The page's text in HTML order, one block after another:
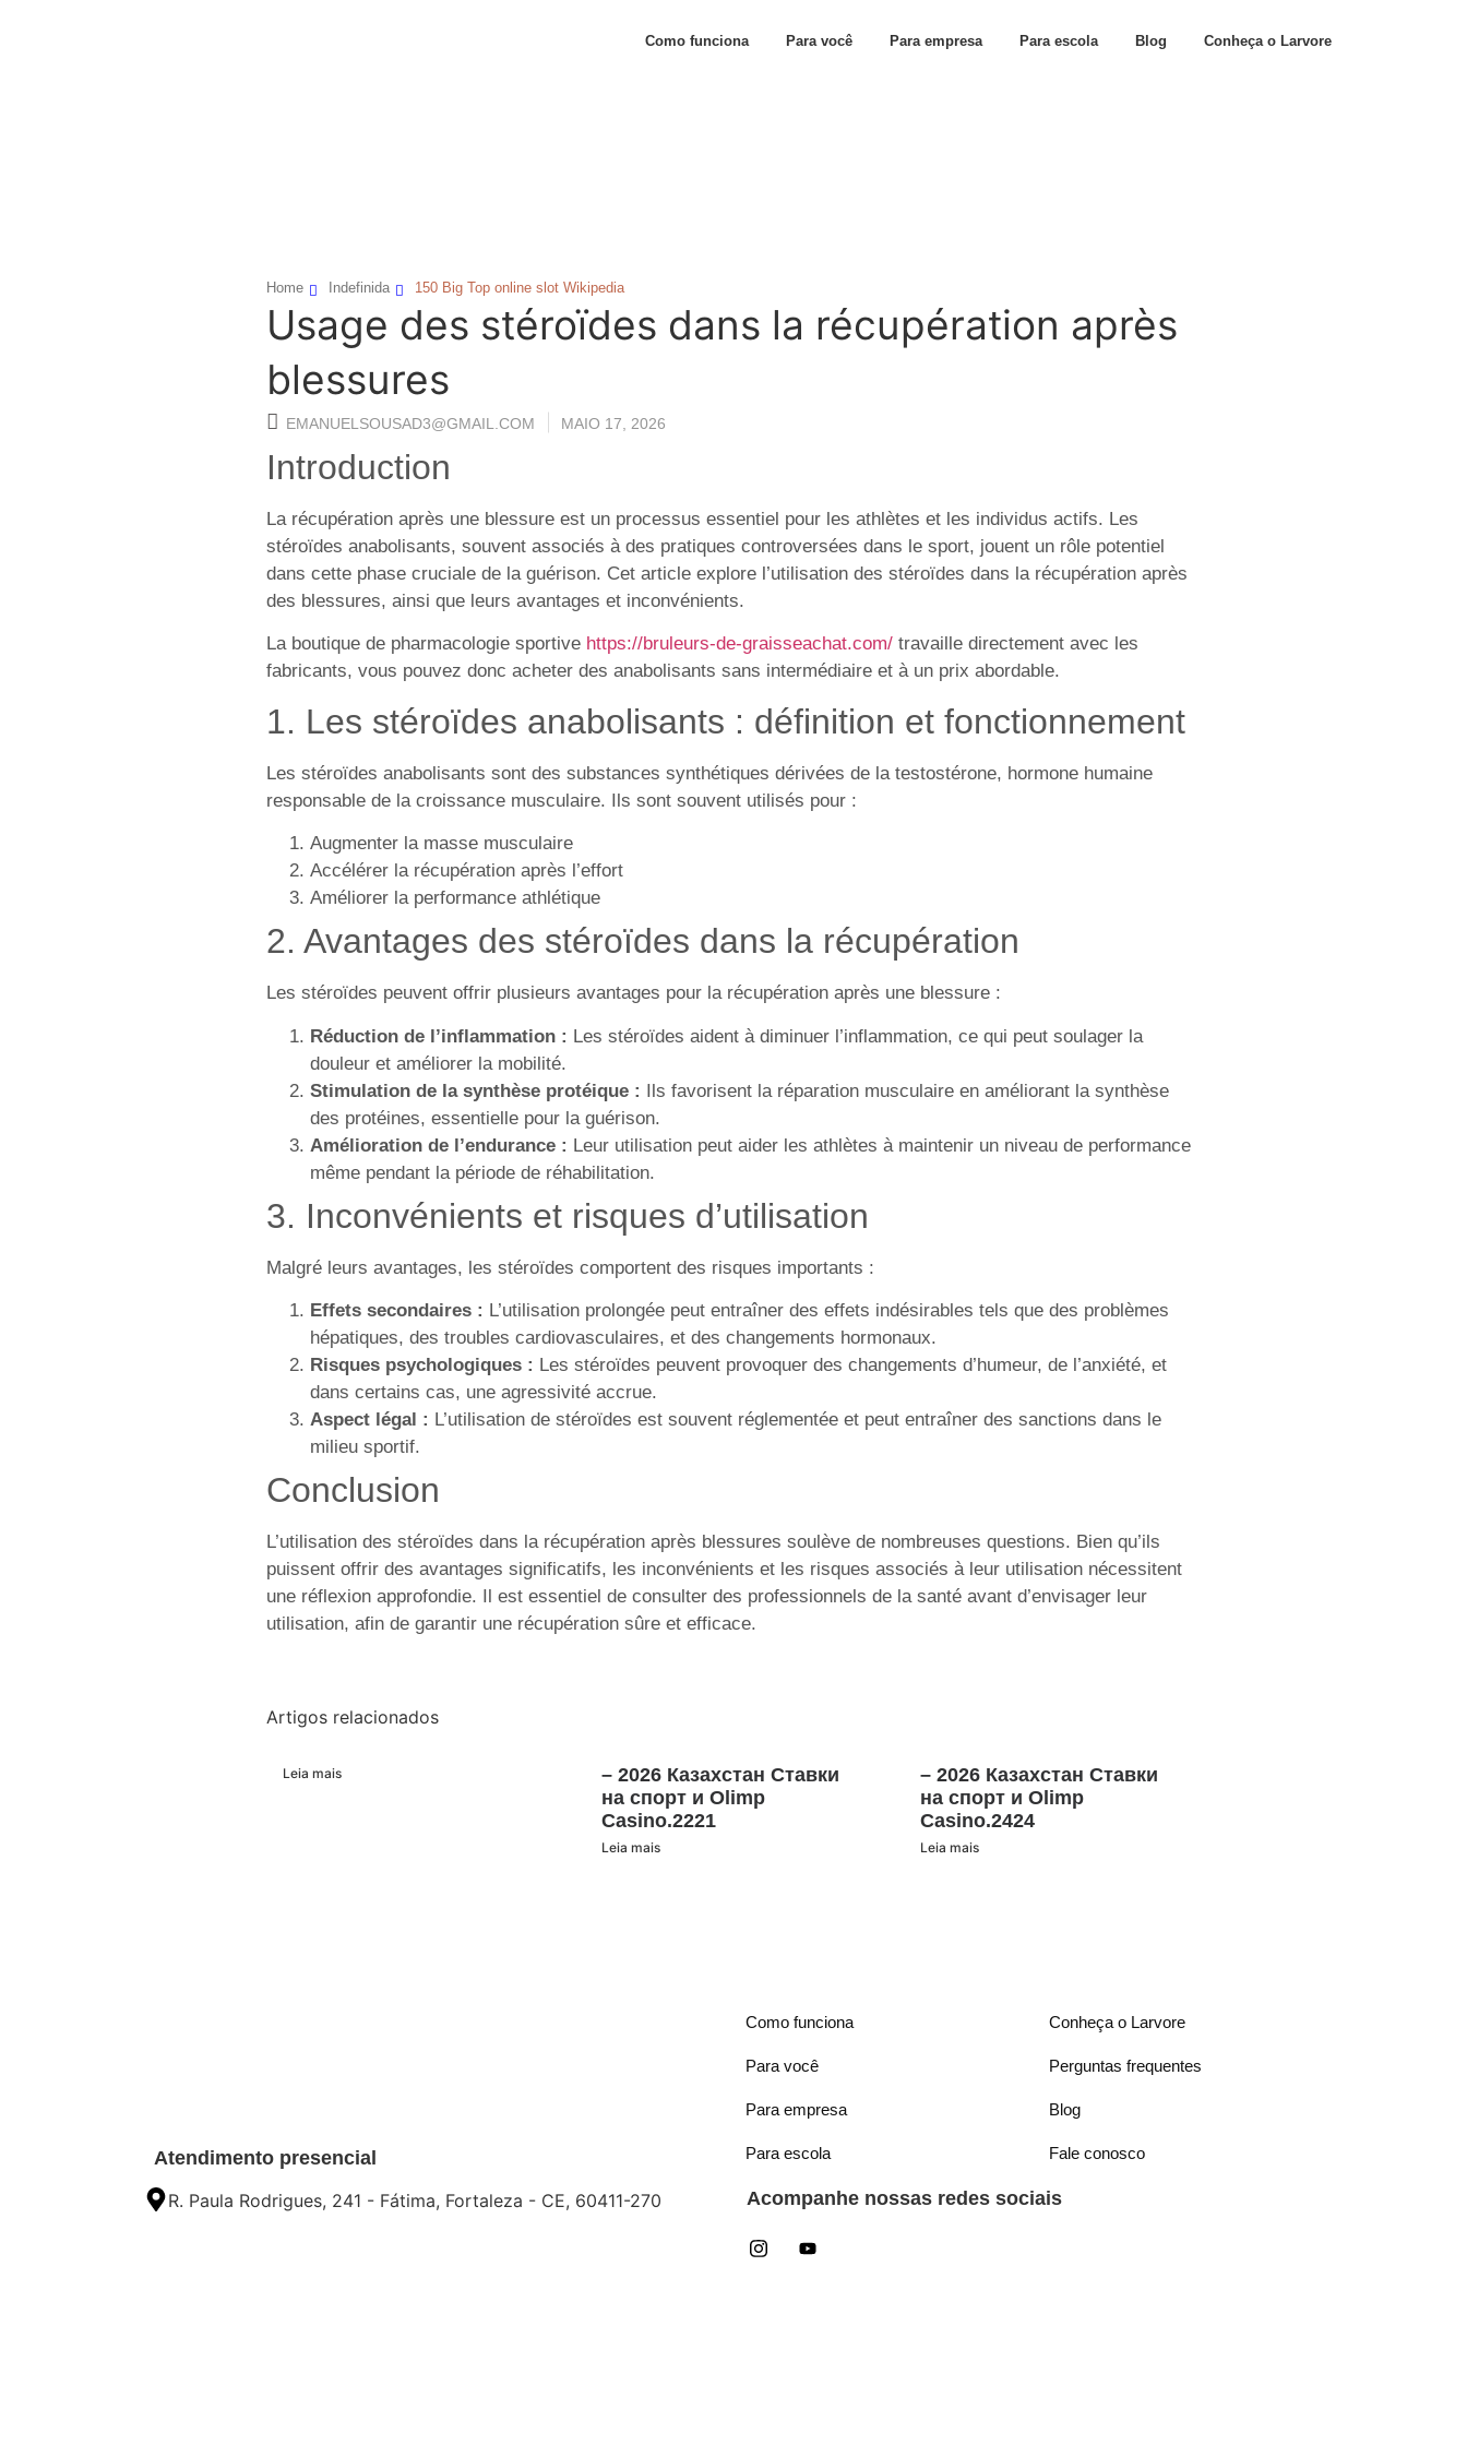
Como funciona Para você Para empresa Para escola Blog Conheça o Larvore
Home Indefinida 150 Big Top online slot Wikipedia
Usage des stéroïdes dans la récupération après
blessures
EMANUELSOUSAD3@GMAIL.COM MAIO 17, 2026
Introduction
La récupération après une blessure est un processus essentiel pour les athlètes et les individus actifs. Les
stéroïdes anabolisants, souvent associés à des pratiques controversées dans le sport, jouent un rôle potentiel
dans cette phase cruciale de la guérison. Cet article explore l’utilisation des stéroïdes dans la récupération après
des blessures, ainsi que leurs avantages et inconvénients.
La boutique de pharmacologie sportive https://bruleurs-de-graisseachat.com/ travaille directement avec les
fabricants, vous pouvez donc acheter des anabolisants sans intermédiaire et à un prix abordable.
1. Les stéroïdes anabolisants : définition et fonctionnement
Les stéroïdes anabolisants sont des substances synthétiques dérivées de la testostérone, hormone humaine
responsable de la croissance musculaire. Ils sont souvent utilisés pour :
Augmenter la masse musculaire
Accélérer la récupération après l’effort
Améliorer la performance athlétique
2. Avantages des stéroïdes dans la récupération
Les stéroïdes peuvent offrir plusieurs avantages pour la récupération après une blessure :
Réduction de l’inflammation : Les stéroïdes aident à diminuer l’inflammation, ce qui peut soulager la
douleur et améliorer la mobilité.
Stimulation de la synthèse protéique : Ils favorisent la réparation musculaire en améliorant la synthèse
des protéines, essentielle pour la guérison.
Amélioration de l’endurance : Leur utilisation peut aider les athlètes à maintenir un niveau de performance
même pendant la période de réhabilitation.
3. Inconvénients et risques d’utilisation
Malgré leurs avantages, les stéroïdes comportent des risques importants :
Effets secondaires : L’utilisation prolongée peut entraîner des effets indésirables tels que des problèmes
hépatiques, des troubles cardiovasculaires, et des changements hormonaux.
Risques psychologiques : Les stéroïdes peuvent provoquer des changements d’humeur, de l’anxiété, et
dans certains cas, une agressivité accrue.
Aspect légal : L’utilisation de stéroïdes est souvent réglementée et peut entraîner des sanctions dans le
milieu sportif.
Conclusion
L’utilisation des stéroïdes dans la récupération après blessures soulève de nombreuses questions. Bien qu’ils
puissent offrir des avantages significatifs, les inconvénients et les risques associés à leur utilisation nécessitent
une réflexion approfondie. Il est essentiel de consulter des professionnels de la santé avant d’envisager leur
utilisation, afin de garantir une récupération sûre et efficace.
Artigos relacionados
Leia mais
– 2026 Казахстан Ставки
на спорт и Olimp
Casino.2221
Leia mais
– 2026 Казахстан Ставки
на спорт и Olimp
Casino.2424
Leia mais
Atendimento presencial
R. Paula Rodrigues, 241 - Fátima, Fortaleza - CE, 60411-270
Como funciona
Para você
Para empresa
Para escola
Conheça o Larvore
Perguntas frequentes
Blog
Fale conosco
Acompanhe nossas redes sociais